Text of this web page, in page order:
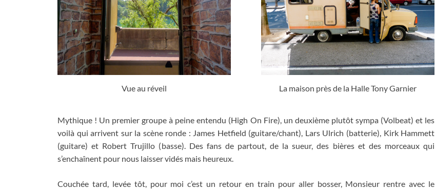
Vue au réveil La maison près de la Halle Tony Garnier
Mythique ! Un premier groupe à peine entendu (High On Fire), un deuxième plutôt sympa(Volbeat) et les
voilà qui arrivent sur la scène ronde : James Hetfield (guitare/chant), Lars Ulrich (batterie), Kirk Hammett
(guitare)et Robert Trujillo (basse). Des fans de partout,de la sueur,des bières et des morceaux qui
s’enchaînent pour nous laisser vidés mais heureux
Couchée tard levée tôt, pour moi c’est un retour en train pour aller bosser, Monsieur rentre avec le